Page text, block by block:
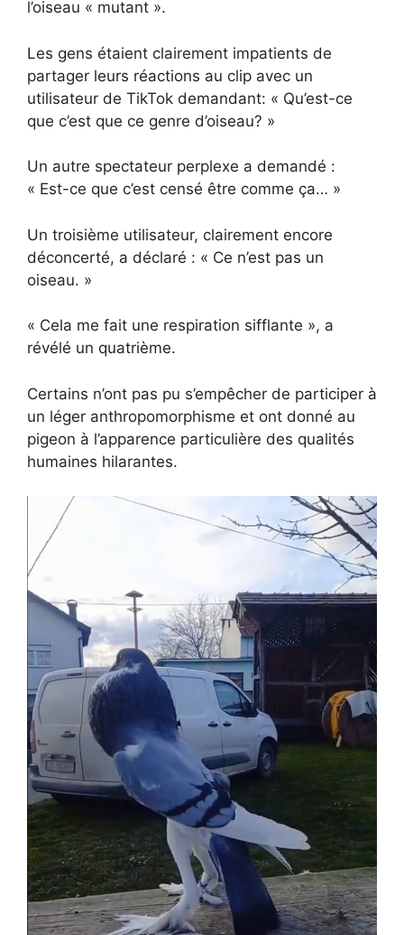
l’oiseau « mutant ».
Les gens étaient clairement impatients de
partager leurs réactions au clip avec un
utilisateur de TikTok demandant: « Qu’est-ce
que c’est que ce genre d’oiseau? »
Un autre spectateur perplexe a demandé :
« Est-ce que c’est censé être comme ça… »
Un troisième utilisateur, clairement encore
déconcerté, a déclaré : « Ce n’est pas un
oiseau. »
« Cela me fait une respiration sifflante », a
révélé un quatrième.
Certains n’ont pas pu s’empêcher de participer à
un léger anthropomorphisme et ont donné au
pigeon à l’apparence particulière des qualités
humaines hilarantes.